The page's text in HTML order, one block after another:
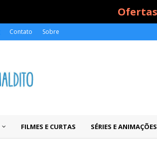
Contato Sobre
FILMES E CURTAS SÉRIES E ANIMAÇÕES